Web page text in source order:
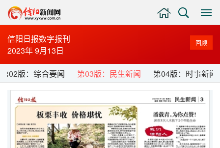
显
示
与
隐
侧
边
栏
搜
索
主
页
信阳日报数字报刊
2023年 9月13日
回顾
第02版：综合要闻 第03版：民生新闻 第04版：时事新闻